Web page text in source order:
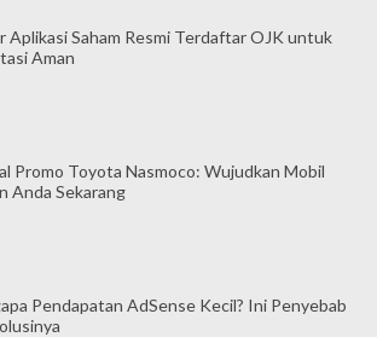
Aplikasi Saham Resmi Terdaftar OJK untuk
Aman
Promo Toyota Nasmoco: Wujudkan Mobil
Anda Sekarang
Pendapatan AdSense Kecil? Ini Penyebab